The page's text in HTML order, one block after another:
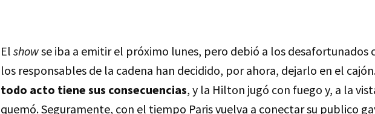
El showse iba a emitir el próximo lunes, pero debió a los desafortunados
los responsables de la cadena han decidido, por ahora, dejarlo en el
todo acto tiene sus consecuencias, y la Hilton jugó con fuego y, a la
quemó. Seguramente, con el tiempo Paris vuelva a conectar su publico